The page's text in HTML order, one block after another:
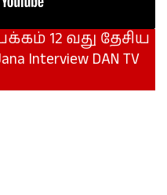
12 வது தேசிய
Interview DAN TV